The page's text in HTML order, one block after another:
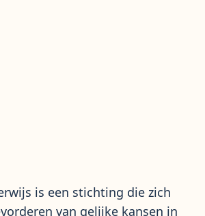
is een stichting die zich
van gelijke kansen in